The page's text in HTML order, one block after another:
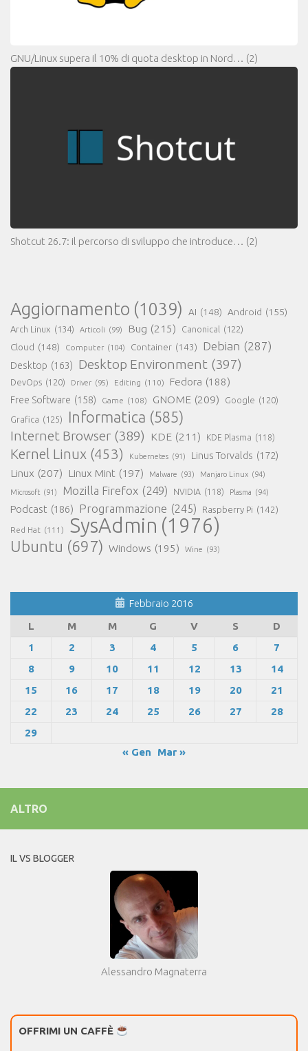
GNU/Linux supera il 10% di quota desktop in Nord… (2)
Shotcut 26.7: il percorso di sviluppo che introduce… (2)
Aggiornamento (1039) AI (148) Android (155)
Arch Linux (134) Articoli (99) Bug (215) Canonical (122)
Cloud (148) Computer (104) Container (143) Debian (287)
Desktop (163) Desktop Environment (397)
DevOps (120) Driver (95) Editing (110) Fedora (188)
Free Software (158) Game (108) GNOME (209) Google (120)
Grafica (125) Informatica (585)
Internet Browser (389) KDE (211) KDE Plasma (118)
Kernel Linux (453) Kubernetes (91) Linus Torvalds (172)
Linux (207) Linux Mint (197) Malware (93) Manjaro Linux (94)
Microsoft (91) Mozilla Firefox (249) NVIDIA (118) Plasma (94)
Podcast (186) Programmazione (245) Raspberry Pi (142)
Red Hat (111) SysAdmin (1976)
Ubuntu (697) Windows (195) Wine (93)
Febbraio 2016
L
M M G V S
D
1
2 3 4 5 6
7
8
9 10 11 12 13
14
15
16 17 18 19 20
21
22
23 24 25 26 27
28
29
« Gen
Mar »
ALTRO
IL VS BLOGGER
Alessandro Magnaterra
OFFRIMI UN CAFFÈ